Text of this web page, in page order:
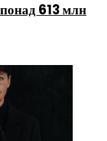
613 млн